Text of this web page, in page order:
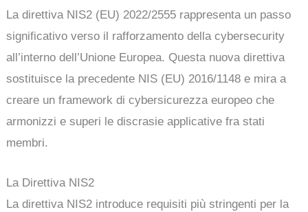
La direttiva NIS2 (EU) 2022/2555 rappresenta un passo
significativo verso il rafforzamento della cybersecurity
all’interno dell’Unione Europea. Questa nuova direttiva
sostituisce la precedente NIS (EU) 2016/1148 e mira a
creare un framework di cybersicurezza europeo che
armonizzi e superi le discrasie applicative fra stati
membri.
La Direttiva NIS2
La direttiva NIS2 introduce requisiti più stringenti per la